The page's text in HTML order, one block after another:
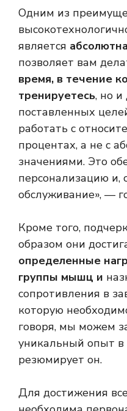
Одним из
является
позволяет вам
время, в течение
тренируетесь, но и
поставленных
работать с
процентах, а не с
значениями. Это
персонализацию и,
обслуживание», —
Кроме того,
образом они
определенные
группы мышц и
сопротивления в
которую
говоря, мы можем
уникальный опыт в
резюмирует он.
Для достижения